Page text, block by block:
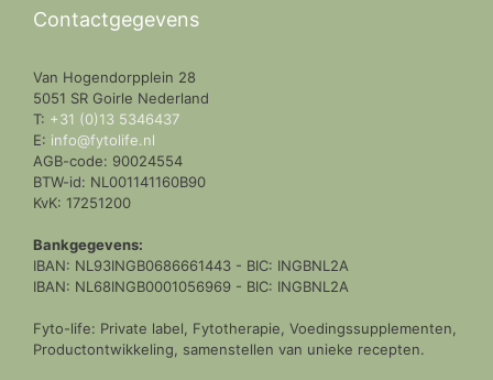
Contactgegevens
Van Hogendorpplein 28
5051 SR Goirle Nederland
T: +31 (0)13 5346437
E: info@fytolife.nl
AGB-code: 90024554
BTW-id: NL001141160B90
KvK: 17251200
Bankgegevens:
IBAN: NL93INGB0686661443 - BIC: INGBNL2A
IBAN: NL68INGB0001056969 - BIC: INGBNL2A
Fyto-life: Private label, Fytotherapie, Voedingssupplementen,
Productontwikkeling, samenstellen van unieke recepten.